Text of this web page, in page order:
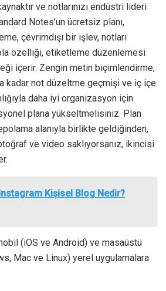
ve notlarınızı endüstri lideri
Notes’un ücretsiz planı,
çevrimdışı bir işlev, notları
özelliği, etiketleme düzenlemesi
içerir. Zengin metin biçimlendirme,
kadar not düzeltme geçmişi ve iç içe
daha iyi organizasyon için
plana yükseltmelisiniz. Plan
alanıyla birlikte geldiğinden,
ve video saklıyorsanız, ikincisi
Kişisel Blog Nedir?
(iOS ve Android) ve masaüstü
Mac ve Linux) yerel uygulamalara